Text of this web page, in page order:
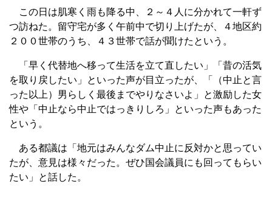
この日は肌寒く雨も降る中、２～４人に分かれて一軒ず
つ訪ねた。留守宅が多く午前中で切り上げたが、４地区約
２００世帯のうち、４３世帯で話が聞けたという。
「早く代替地へ移って生活を立て直したい」「昔の活気
を取り戻したい」といった声が目立ったが、「（中止と言
った以上）男らしく最後までやりなさいよ」と激励した女
性や「中止なら中止ではっきりしろ」といった声もあった
という。
ある都議は「地元はみんなダム中止に反対かと思ってい
たが、意見は様々だった。ぜひ国会議員にも回ってもらい
たい」と話した。